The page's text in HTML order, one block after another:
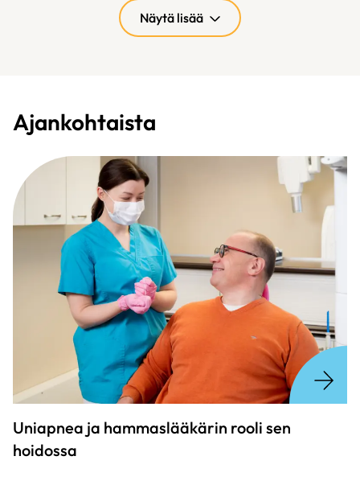
Näytä lisää
Ajankohtaista
Uniapnea ja hammaslääkärin rooli sen
hoidossa